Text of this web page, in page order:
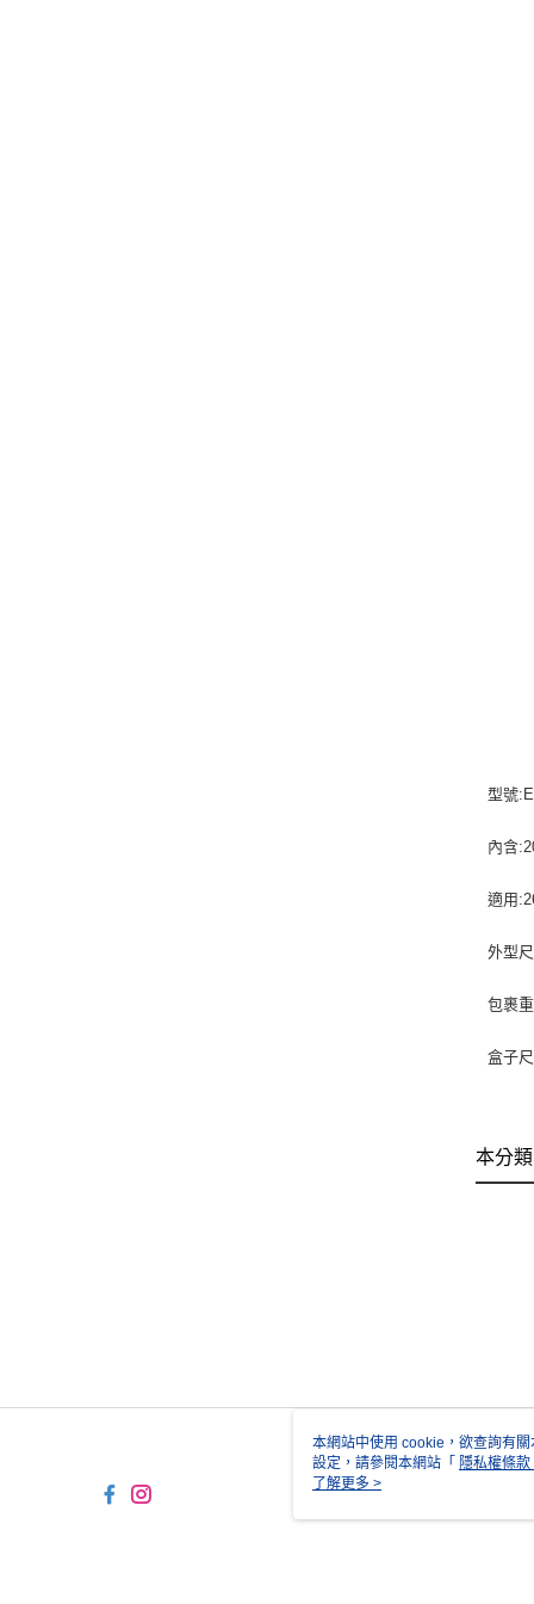
型號
內含
適用
外型
包裹
盒子
本分
本網站中使用 cookie，欲查詢有
設定，請參閱本網站「 隱私權條款
使用 cookie。
了解更多 >